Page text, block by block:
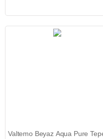
Valtemo Beyaz Aqua Pure